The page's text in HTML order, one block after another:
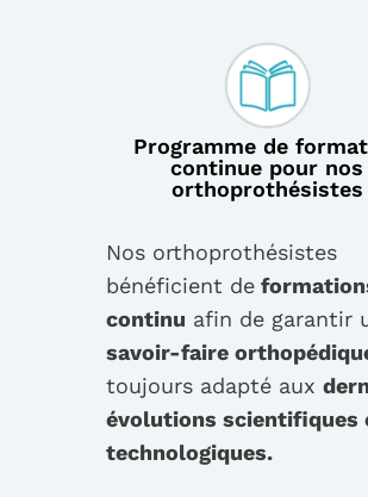
Programme de
continue pour nos
orthoprothésistes
Nos orthoprothésistes
bénéficient de
continu afin de garantir
savoir-faire
toujours adapté aux
évolutions scientifiques
technologiques.